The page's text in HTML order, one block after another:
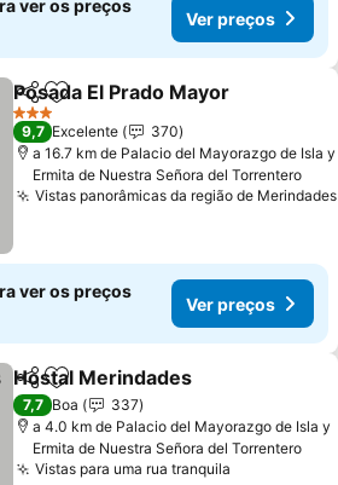
ver os preços
Ver preços
PartilharAdicionar aos favoritos
Posada El Prado Mayor
3 Estrelas
9,7 Excelente
370
a 16.7 km de Palacio del Mayorazgo de Isla y
Ermita de Nuestra Señora del Torrentero
Vistas panorâmicas da região de Merindades
ver os preços
Ver preços
PartilharAdicionar aos favoritos
Hostal Merindades
7,7 Boa
337
a 4.0 km de Palacio del Mayorazgo de Isla y
Ermita de Nuestra Señora del Torrentero
Vistas para uma rua tranquila